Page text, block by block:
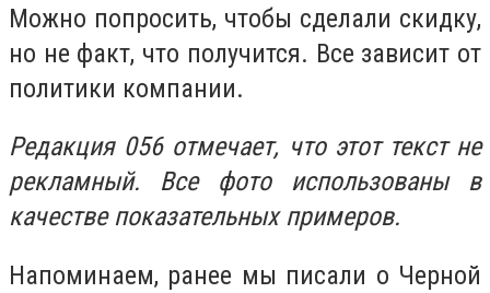
Можно попросить, чтобы сделали скидку,
но не факт, что получится. Все зависит от
политики компании.
Редакция 056 отмечает, что этот текст не
рекламный. Все фото использованы в
качестве показательных примеров.
Напоминаем, ранее мы писали о Черной